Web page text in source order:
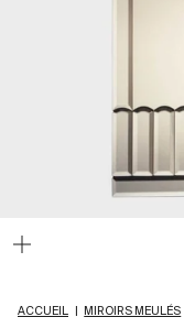
ACCUEIL MIROIRS MEULÉS